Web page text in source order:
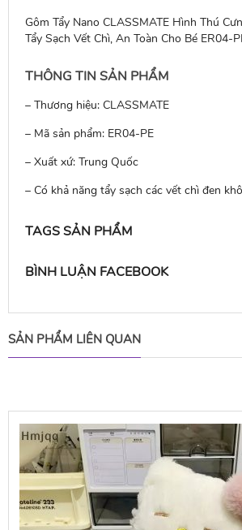
Gôm Tẩy Nano CLASSMATE Hình Thú
Tẩy Sạch Vết Chì, An Toàn Cho Bé ER04-
THÔNG TIN SẢN PHẨM
– Thương hiệu: CLASSMATE
– Mã sản phẩm: ER04-PE
– Xuất xứ: Trung Quốc
– Có khả năng tẩy sạch các vết chì đen
TAGS SẢN PHẨM
BÌNH LUẬN FACEBOOK
SẢN PHẨM LIÊN QUAN